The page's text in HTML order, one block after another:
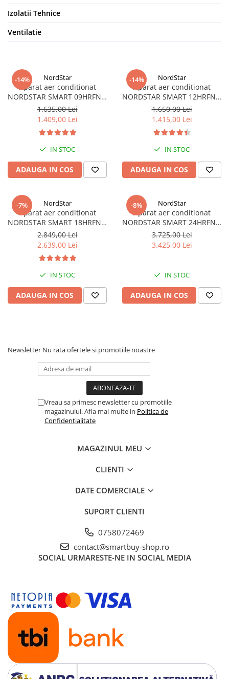
Izolatii Tehnice
Ventilatie
-14% NordStar
Aparat aer conditionat
NORDSTAR SMART 09HRFN8,
9000 BTU, Clasa A++/A+,
Inverter, kit Wi-Fi inclus.
1.635,00 Lei
1.409,00 Lei
IN STOC
ADAUGA IN COS
-14% NordStar
Aparat aer conditionat
NORDSTAR SMART 12HRFN8,
12000 BTU, Clasa A++/A+,
Inverter, kit Wi-Fi inclus.
1.650,00 Lei
1.415,00 Lei
IN STOC
ADAUGA IN COS
-7% NordStar
Aparat aer conditionat
NORDSTAR SMART 18HRFN8,
18000 BTU, Clasa A++/A+,
Inverter, kit Wi-Fi inclus.
2.849,00 Lei
2.639,00 Lei
IN STOC
ADAUGA IN COS
-8% NordStar
Aparat aer conditionat
NORDSTAR SMART 24HRFN8,
24000 BTU, Clasa A++/A+,
Inverter, kit Wi-Fi inclus.
3.725,00 Lei
3.425,00 Lei
IN STOC
ADAUGA IN COS
Newsletter Nu rata ofertele si promotiile noastre
Vreau sa primesc newsletter cu promotiile
magazinului. Afla mai multe in Politica de
Confidentialitate
MAGAZINUL MEU
CLIENTI
DATE COMERCIALE
SUPORT CLIENTI
0758072469
contact@smartbuy-shop.ro
SOCIAL URMARESTE-NE IN SOCIAL MEDIA